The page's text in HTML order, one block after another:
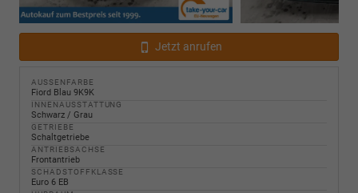
Jetzt anrufen
AUSSENFARBE
Fiord Blau 9K9K
INNENAUSSTATTUNG
Schwarz / Grau
GETRIEBE
Schaltgetriebe
ANTRIEBSACHSE
Frontantrieb
SCHADSTOFFKLASSE
Euro 6 EB